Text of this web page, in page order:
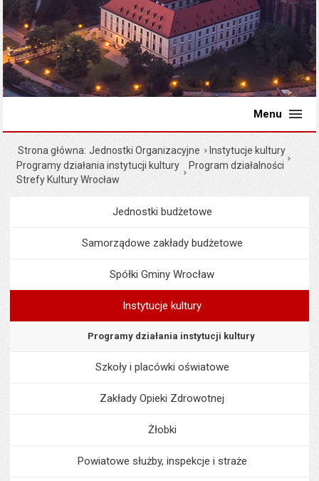
Menu
Strona główna Jednostki Organizacyjne
Instytucje kultury
Programy działania instytucji kultury
Program działalności
Strefy Kultury Wrocław
MenuJednostki Organizacyjne
Jednostki budżetowe
Samorządowe zakłady budżetowe
Spółki Gminy Wrocław
Instytucje kultury
Programy działania instytucji kultury
Szkoły i placówki oświatowe
Zakłady Opieki Zdrowotnej
Żłobki
Powiatowe służby, inspekcje i straże